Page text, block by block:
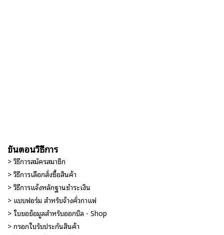
ขั้นตอนวิธีการ
> วิธีการสมัครสมาชิก
> วิธีการเลือกสั่งซื้อสินค้า
> วิธีการแจ้งหลักฐานชำระเงิน
> แบบฟอร์ม สำหรับจ้างคั่วกาแฟ
> ใบขอข้อมูลสำหรับออกบิล - Shop
> กรอกใบรับประกันสินค้า